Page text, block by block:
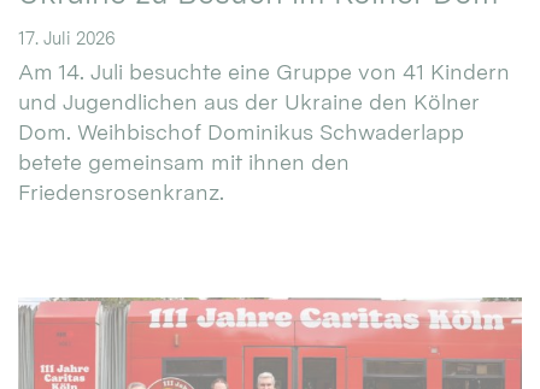
17. Juli 2026
Am 14. Juli besuchte eine Gruppe von 41 Kindern
und Jugendlichen aus der Ukraine den Kölner
Dom. Weihbischof Dominikus Schwaderlapp
betete gemeinsam mit ihnen den
Friedensrosenkranz.